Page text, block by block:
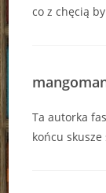
co z chęcią
Ta autorka
końcu